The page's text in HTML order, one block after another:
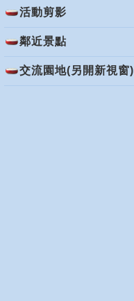
活動剪影
鄰近景點
交流園地(另開新視窗)